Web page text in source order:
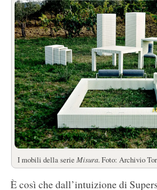
I mobili della serie Misura. Foto: Archivio
È così che dall’intuizione di